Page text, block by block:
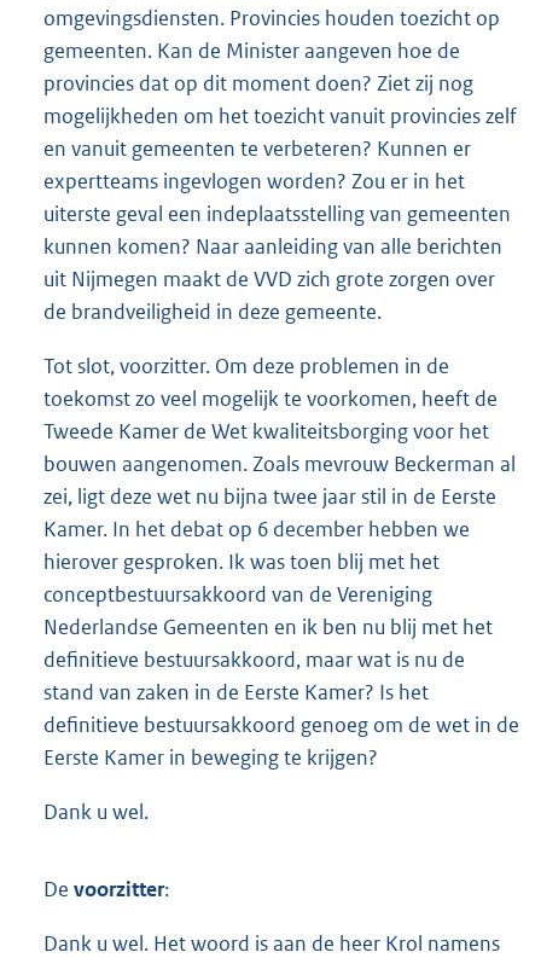
omgevingsdiensten. Provincies houden toezicht op
gemeenten. Kan de Minister aangeven hoe de
provincies dat op dit moment doen? Ziet zij nog
mogelijkheden om het toezicht vanuit provincies zelf
en vanuit gemeenten te verbeteren? Kunnen er
expertteams ingevlogen worden? Zou er in het
uiterste geval een indeplaatsstelling van gemeenten
kunnen komen? Naar aanleiding van alle berichten
uit Nijmegen maakt de VVD zich grote zorgen over
de brandveiligheid in deze gemeente.
Tot slot, voorzitter. Om deze problemen in de
toekomst zo veel mogelijk te voorkomen, heeft de
Tweede Kamer de Wet kwaliteitsborging voor het
bouwen aangenomen. Zoals mevrouw Beckerman al
zei, ligt deze wet nu bijna twee jaar stil in de Eerste
Kamer. In het debat op 6 december hebben we
hierover gesproken. Ik was toen blij met het
conceptbestuursakkoord van de Vereniging
Nederlandse Gemeenten en ik ben nu blij met het
definitieve bestuursakkoord, maar wat is nu de
stand van zaken in de Eerste Kamer? Is het
definitieve bestuursakkoord genoeg om de wet in de
Eerste Kamer in beweging te krijgen?
Dank u wel.
De voorzitter:
Dank u wel. Het woord is aan de heer Krol namens